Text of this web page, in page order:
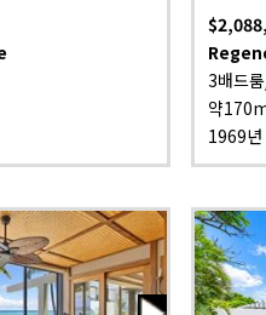
3배드
약
1969년